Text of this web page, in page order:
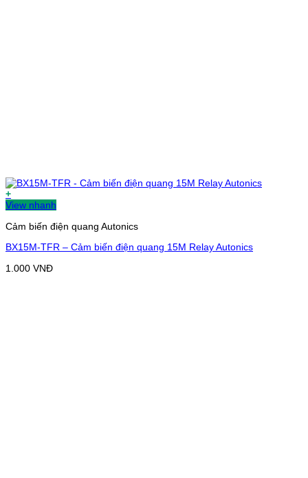
+
View nhanh
Cảm biến điện quang Autonics
BX15M-TFR – Cảm biến điện quang 15M Relay Autonics
1.000 VNĐ